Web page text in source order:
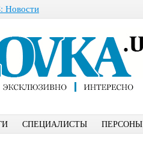
Новости
СПЕЦИАЛИСТЫ ПЕРСОНЫ